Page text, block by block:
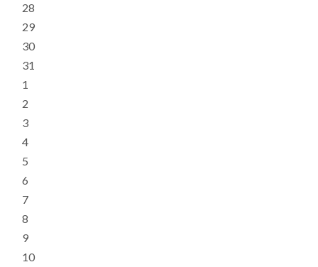
28
29
30
31
1
2
3
4
5
6
7
8
9
10